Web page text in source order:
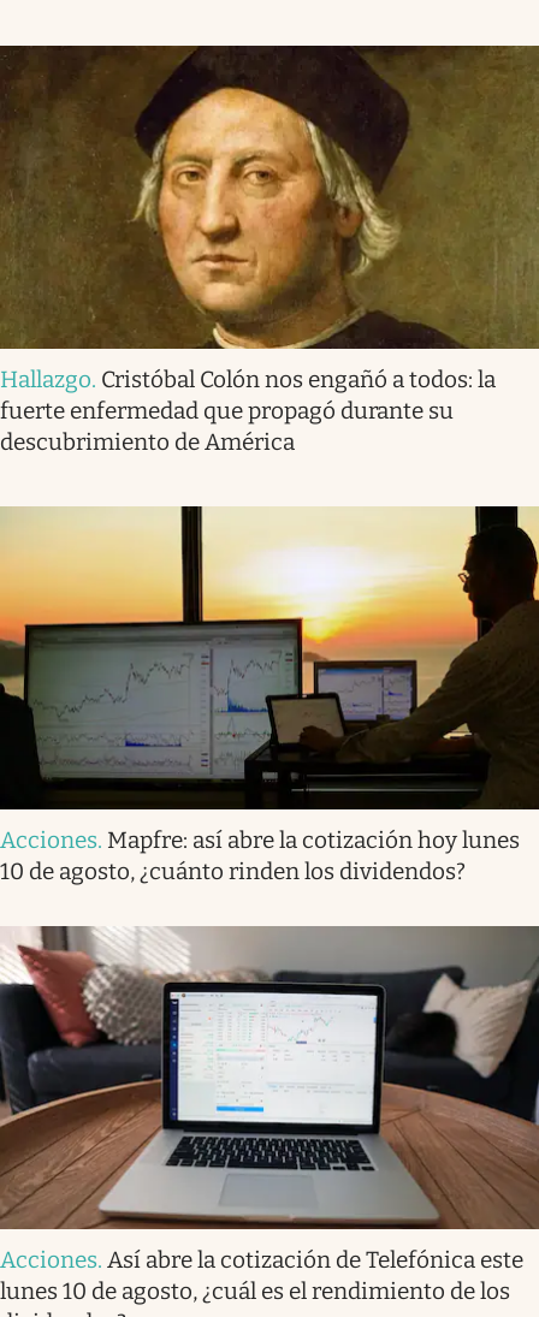
Hallazgo. Cristóbal Colón nos engañó a todos: la
fuerte enfermedad que propagó durante su
descubrimiento de América
Acciones. Mapfre: así abre la cotización hoy lunes
10 de agosto, ¿cuánto rinden los dividendos?
Acciones. Así abre la cotización de Telefónica este
lunes 10 de agosto, ¿cuál es el rendimiento de los